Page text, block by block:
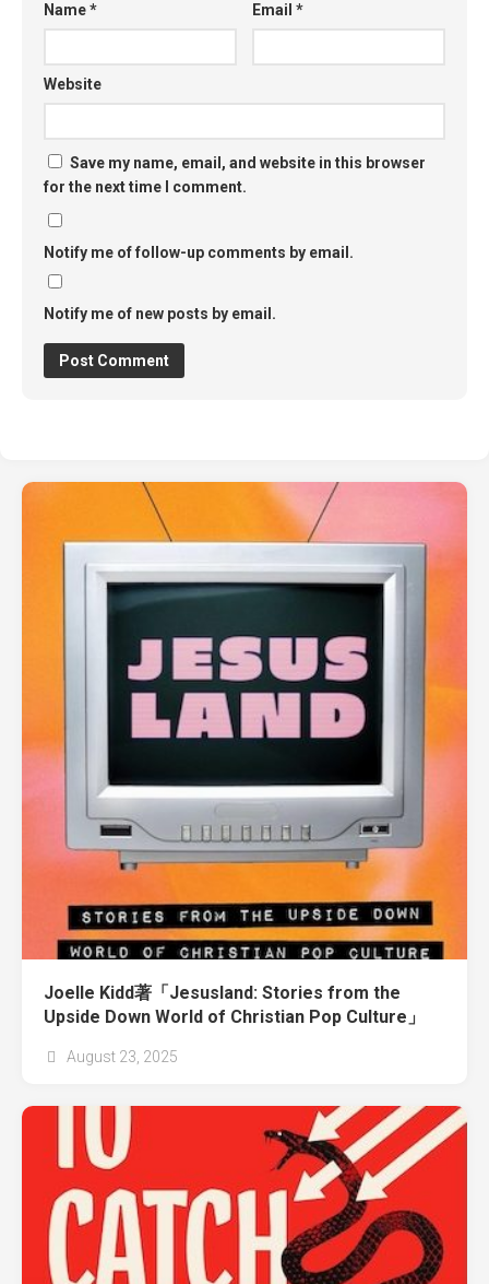
Name* Email*
Website
Save my name, email, and website in this browser
for the next time I comment.
Notify me of follow-up comments by email.
Notify me of new posts by email.
Joelle Kidd著「Jesusland: Stories from the
Upside Down World of Christian Pop Culture」
August 23, 2025